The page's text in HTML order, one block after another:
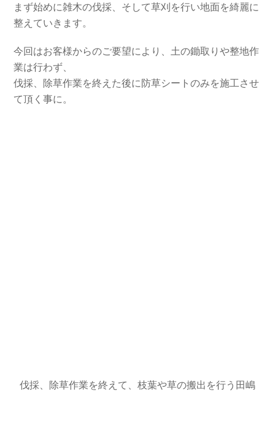
まず始めに雑木の伐採、そして草刈を行い地面を綺麗に
整えていきます。
今回はお客様からのご要望により、土の鋤取りや整地作
業は行わず、
伐採、除草作業を終えた後に防草シートのみを施工させ
て頂く事に。
伐採、除草作業を終えて、枝葉や草の搬出を行う田嶋